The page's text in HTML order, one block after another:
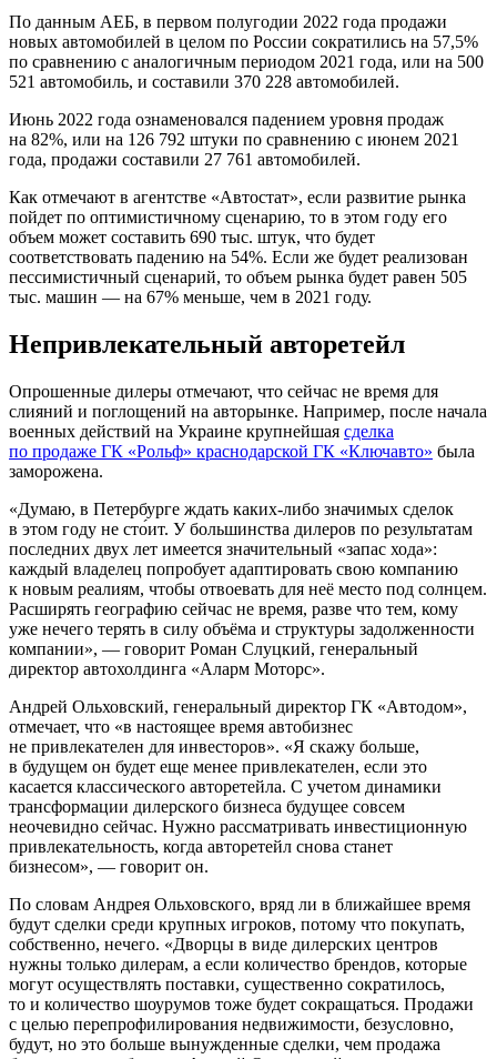
По данным АЕБ, в первом полугодии 2022 года продажи
новых автомобилей в целом по России сократились на 57,5%
по сравнению с аналогичным периодом 2021 года, или на 500
521 автомобиль, и составили 370 228 автомобилей.
Июнь 2022 года ознаменовался падением уровня продаж
на 82%, или на 126 792 штуки по сравнению с июнем 2021
года, продажи составили 27 761 автомобилей.
Как отмечают в агентстве «Автостат», если развитие рынка
пойдет по оптимистичному сценарию, то в этом году его
объем может составить 690 тыс. штук, что будет
соответствовать падению на 54%. Если же будет реализован
пессимистичный сценарий, то объем рынка будет равен 505
тыс. машин — на 67% меньше, чем в 2021 году.
Непривлекательный авторетейл
Опрошенные дилеры отмечают, что сейчас не время для
слияний и поглощений на авторынке. Например, после начала
военных действий на Украине крупнейшая сделка
по продаже ГК «Рольф» краснодарской ГК «Ключавто» была
заморожена.
«Думаю, в Петербурге ждать каких-либо значимых сделок
в этом году не сто́ит. У большинства дилеров по результатам
последних двух лет имеется значительный «запас хода»:
каждый владелец попробует адаптировать свою компанию
к новым реалиям, чтобы отвоевать для неё место под солнцем.
Расширять географию сейчас не время, разве что тем, кому
уже нечего терять в силу объёма и структуры задолженности
компании», — говорит Роман Слуцкий, генеральный
директор автохолдинга «Аларм Моторс».
Андрей Ольховский, генеральный директор ГК «Автодом»,
отмечает, что «в настоящее время автобизнес
не привлекателен для инвесторов». «Я скажу больше,
в будущем он будет еще менее привлекателен, если это
касается классического авторетейла. С учетом динамики
трансформации дилерского бизнеса будущее совсем
неочевидно сейчас. Нужно рассматривать инвестиционную
привлекательность, когда авторетейл снова станет
бизнесом», — говорит он.
По словам Андрея Ольховского, вряд ли в ближайшее время
будут сделки среди крупных игроков, потому что покупать,
собственно, нечего. «Дворцы в виде дилерских центров
нужны только дилерам, а если количество брендов, которые
могут осуществлять поставки, существенно сократилось,
то и количество шоурумов тоже будет сокращаться. Продажи
с целью перепрофилирования недвижимости, безусловно,
будут, но это больше вынужденные сделки, чем продажа